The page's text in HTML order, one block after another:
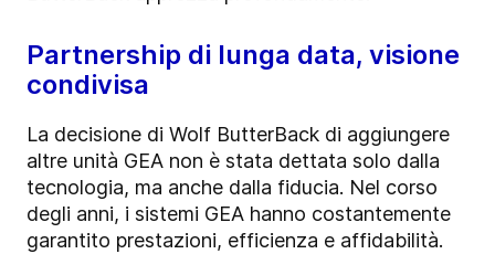
Partnership di lunga data, visione
condivisa
La decisione di Wolf ButterBack di aggiungere
altre unità GEA non è stata dettata solo dalla
tecnologia, ma anche dalla fiducia. Nel corso
degli anni, i sistemi GEA hanno costantemente
garantito prestazioni, efficienza e affidabilità.